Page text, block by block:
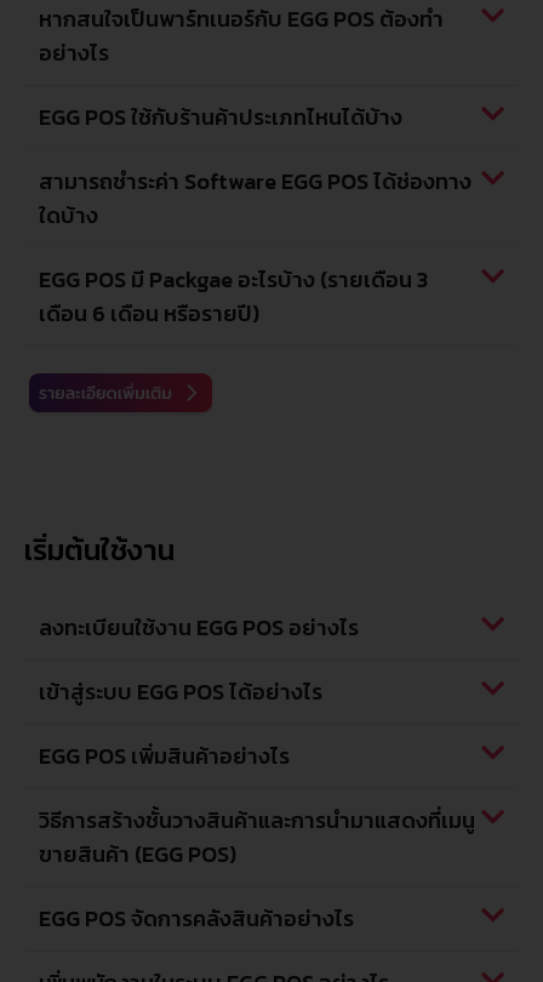
หากสนใจเป็นพาร์ทเนอร์กับ EGG POS ต้องทำ
อย่างไร
EGG POS ใช้กับร้านค้าประเภทไหนได้บ้าง
สามารถชำระค่า Software EGG POS ได้ช่องทาง
ใดบ้าง
EGG POS มี Packgae อะไรบ้าง (รายเดือน 3
เดือน 6 เดือน หรือรายปี)
เริ่มต้นใช้งาน
ลงทะเบียนใช้งาน EGG POS อย่างไร
เข้าสู่ระบบ EGG POS ได้อย่างไร
EGG POS เพิ่มสินค้าอย่างไร
วิธีการสร้างชั้นวางสินค้าและการนำมาแสดงที่เมนู
ขายสินค้า (EGG POS)
EGG POS จัดการคลังสินค้าอย่างไร